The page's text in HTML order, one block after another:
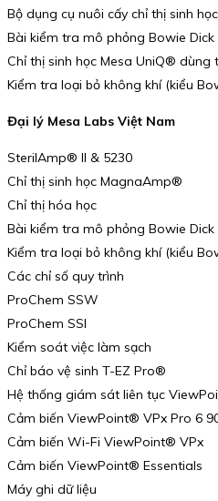
Bộ dụng cụ nuôi cấy chỉ thị sinh
Bài kiểm tra mô phỏng Bowie Dick
Chỉ thị sinh học Mesa UniQ® dùng
Kiểm tra loại bỏ không khí (kiểu
Đại lý Mesa Labs Việt Nam
SterilAmp® II & 5230
Chỉ thị sinh học MagnaAmp®
Chỉ thị hóa học
Bài kiểm tra mô phỏng Bowie Dick
Kiểm tra loại bỏ không khí (kiểu
Các chỉ số quy trình
ProChem SSW
ProChem SSI
Kiểm soát việc làm sạch
Chỉ báo vệ sinh T-EZ Pro®
Hệ thống giám sát liên tục
Cảm biến ViewPoint® VPx Pro 6
Cảm biến Wi-Fi ViewPoint® VPx
Cảm biến ViewPoint® Essentials
Máy ghi dữ liệu